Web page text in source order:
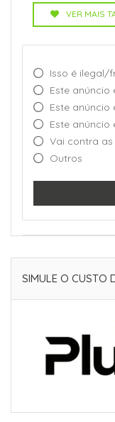
VER MAIS
Isso é ilegal/
Este anúncio
Este anúncio
Este
Vai contra
Outros
SIMULE O CUSTO